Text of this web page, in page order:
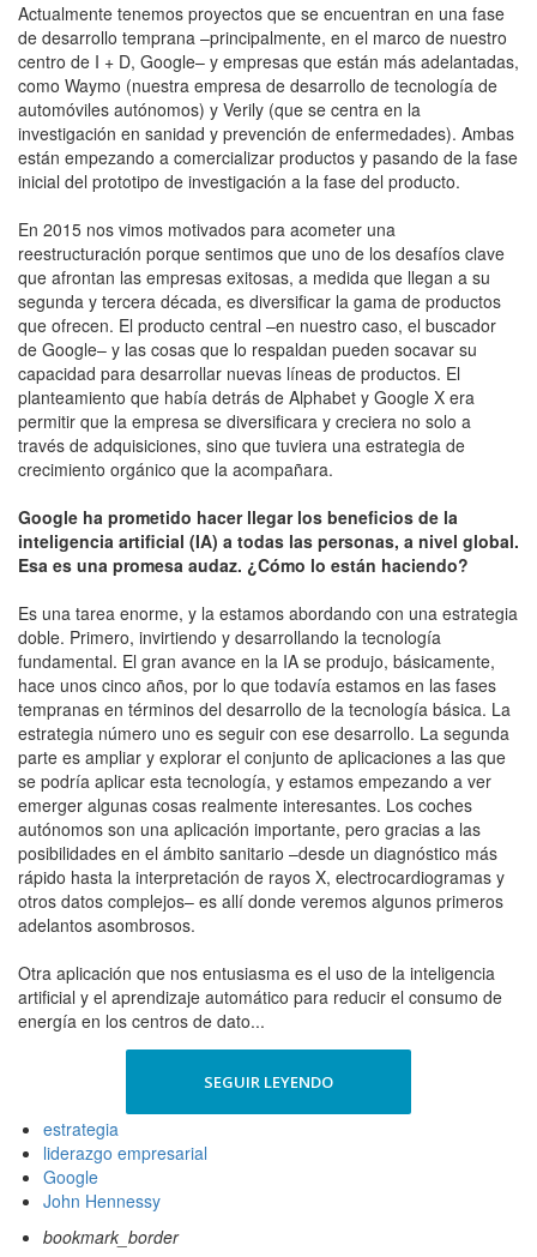
Actualmente tenemos proyectos que se encuentran en una fase
de desarrollo temprana –principalmente, en el marco de nuestro
centro de I + D, Google– y empresas que están más adelantadas,
como Waymo (nuestra empresa de desarrollo de tecnología de
automóviles autónomos) y Verily (que se centra en la
investigación en sanidad y prevención de enfermedades). Ambas
están empezando a comercializar productos y pasando de la fase
inicial del prototipo de investigación a la fase del producto.
En 2015 nos vimos motivados para acometer una
reestructuración porque sentimos que uno de los desafíos clave
que afrontan las empresas exitosas, a medida que llegan a su
segunda y tercera década, es diversificar la gama de productos
que ofrecen. El producto central –en nuestro caso, el buscador
de Google– y las cosas que lo respaldan pueden socavar su
capacidad para desarrollar nuevas líneas de productos. El
planteamiento que había detrás de Alphabet y Google X era
permitir que la empresa se diversificara y creciera no solo a
través de adquisiciones, sino que tuviera una estrategia de
crecimiento orgánico que la acompañara.
Google ha prometido hacer llegar los beneficios de la
inteligencia artificial (IA) a todas las personas, a nivel global.
Esa es una promesa audaz. ¿Cómo lo están haciendo?
Es una tarea enorme, y la estamos abordando con una estrategia
doble. Primero, invirtiendo y desarrollando la tecnología
fundamental. El gran avance en la IA se produjo, básicamente,
hace unos cinco años, por lo que todavía estamos en las fases
tempranas en términos del desarrollo de la tecnología básica. La
estrategia número uno es seguir con ese desarrollo. La segunda
parte es ampliar y explorar el conjunto de aplicaciones a las que
se podría aplicar esta tecnología, y estamos empezando a ver
emerger algunas cosas realmente interesantes. Los coches
autónomos son una aplicación importante, pero gracias a las
posibilidades en el ámbito sanitario –desde un diagnóstico más
rápido hasta la interpretación de rayos X, electrocardiogramas y
otros datos complejos– es allí donde veremos algunos primeros
adelantos asombrosos.
Otra aplicación que nos entusiasma es el uso de la inteligencia
artificial y el aprendizaje automático para reducir el consumo de
energía en los centros de dato...
SEGUIR LEYENDO
estrategia
liderazgo empresarial
Google
John Hennessy
bookmark_border